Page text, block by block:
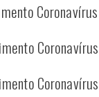
Coronavírus
Coronavírus
Coronavírus